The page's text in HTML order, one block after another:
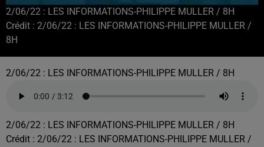
2/06/22 : LES INFORMATIONS-PHILIPPE MULLER / 8H
Crédit : 2/06/22 : LES INFORMATIONS-PHILIPPE MULLER /
8H
2/06/22 : LES INFORMATIONS-PHILIPPE MULLER / 8H
2/06/22 : LES INFORMATIONS-PHILIPPE MULLER / 8H
Crédit : 2/06/22 : LES INFORMATIONS-PHILIPPE MULLER /